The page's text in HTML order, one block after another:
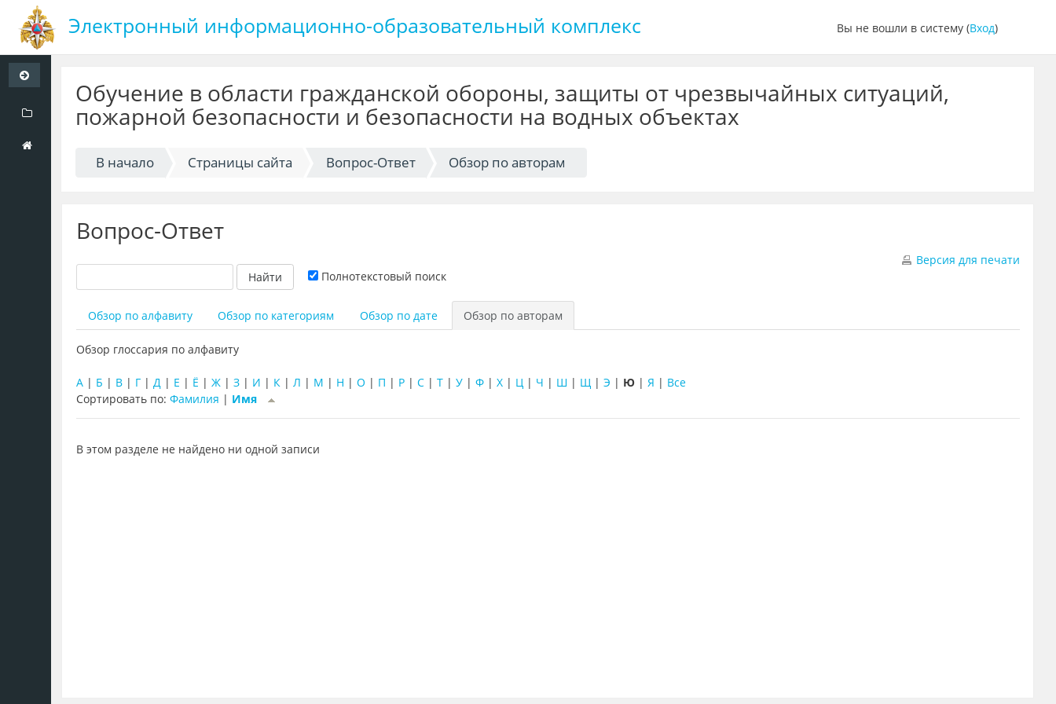
Перейти
основному
содержанию
Электронный информационно-образовательный комплекс Вы не вошли в систему (Вход)
Обучение в области гражданской обороны, защиты от чрезвычайных ситуаций,
пожарной безопасности и безопасности на водных объектах
В начало Страницы сайта Вопрос-Ответ Обзор по авторам
Вопрос-Ответ
Версия для печати
Полнотекстовый поиск
Обзор по алфавиту Обзор по категориям Обзор по дате Обзор по авторам
Обзор глоссария по алфавиту
А| Б | В| Г| Д| Е | Ё | Ж| З| И | К| Л | М | Н | О | П | Р| С| Т| У| Ф| Х| Ц| Ч | Ш | Щ| Э | Ю| Я | Все
Сортировать по: Фамилия | Имя
В этом разделе не найдено ни одной записи